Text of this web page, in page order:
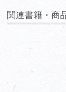
関連書籍・商